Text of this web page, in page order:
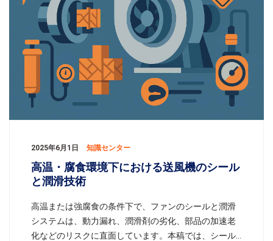
2025年6月1日 知識センター
高温・腐食環境下における送風機のシール
と潤滑技術
高温または強腐食の条件下で、ファンのシールと潤滑
システムは、動力漏れ、潤滑剤の劣化、部品の加速老
化などのリスクに直面しています。本稿では、シール